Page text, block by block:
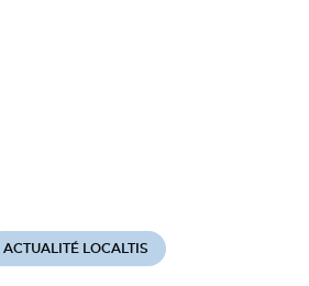
ACTUALITÉ LOCALTIS